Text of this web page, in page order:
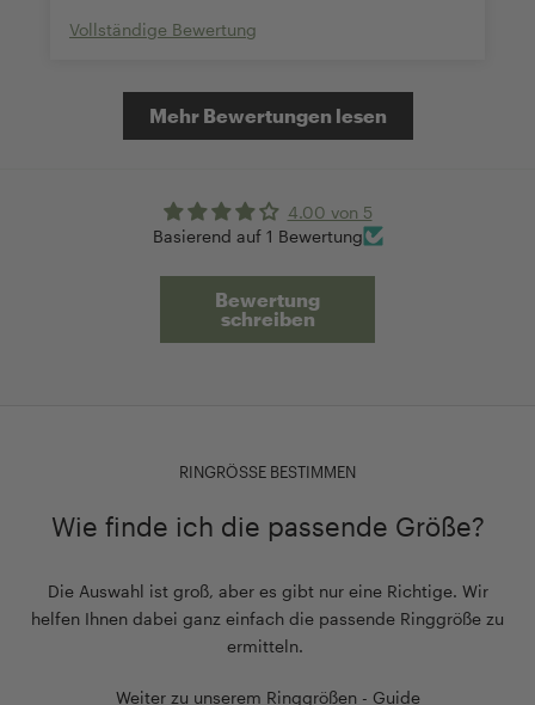
Vollständige Bewertung
Mehr Bewertungen lesen
4.00 von 5
Basierend auf 1 Bewertung
Bewertung
schreiben
RINGRÖSSE BESTIMMEN
Wie finde ich die passende Größe?
Die Auswahl ist groß, aber es gibt nur eine Richtige. Wir
helfen Ihnen dabei ganz einfach die passende Ringgröße zu
ermitteln.
Weiter zu unserem Ringgrößen - Guide